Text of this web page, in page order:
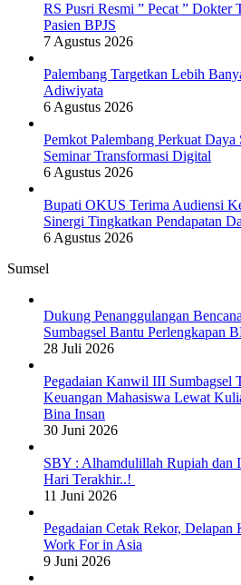
RS Pusri Resmi ” Pecat ” Dokter
Pasien BPJS
7 Agustus 2026
Palembang Targetkan Lebih
Adiwiyata
6 Agustus 2026
Pemkot Palembang Perkuat
Seminar Transformasi Digital
6 Agustus 2026
Bupati OKUS Terima Audiensi
Sinergi Tingkatkan Pendapatan
6 Agustus 2026
Sumsel
Dukung Penanggulangan
Sumbagsel Bantu Perlengkapan
28 Juli 2026
Pegadaian Kanwil III Sumbagsel
Keuangan Mahasiswa Lewat
Bina Insan
30 Juni 2026
SBY : Alhamdulillah Rupiah dan
Hari Terakhir..!
11 Juni 2026
Pegadaian Cetak Rekor,
Work For in Asia
9 Juni 2026